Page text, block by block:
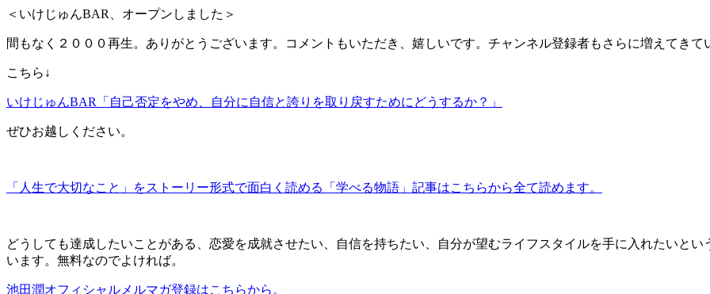
＜いけじゅんBAR、オープンしました＞
間もなく２０００再生。ありがとうございます。コメントもいただき、嬉しいです。チャンネル登録者もさらに増えてきて
こちら↓
いけじゅんBAR「自己否定をやめ、自分に自信と誇りを取り戻すためにどうするか？」
ぜひお越しください。
「人生で大切なこと」をストーリー形式で面白く読める「学べる物語」記事はこちらから全て読めます。
どうしても達成したいことがある、恋愛を成就させたい、自信を持ちたい、自分が望むライフスタイルを手に入れたいと
います。無料なのでよければ。
池田潤オフィシャルメルマガ登録はこちらから。